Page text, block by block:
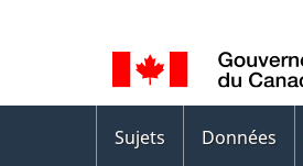
de
la
langue
des
Sujets Données